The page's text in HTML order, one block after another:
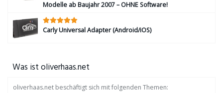
Modelle ab Baujahr 2007 – OHNE Software!
Carly Universal Adapter (Android/iOS)
Was ist oliverhaas.net
oliverhaas.net beschäftigt sich mit folgenden Themen: